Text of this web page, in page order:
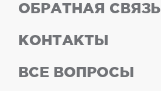
ОБРАТНАЯ СВЯЗЬ
КОНТАКТЫ
ВСЕ ВОПРОСЫ